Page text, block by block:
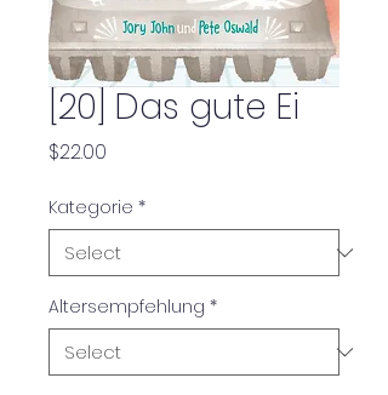
[20] Das gute Ei
$22.00
Kategorie *
Altersempfehlung *